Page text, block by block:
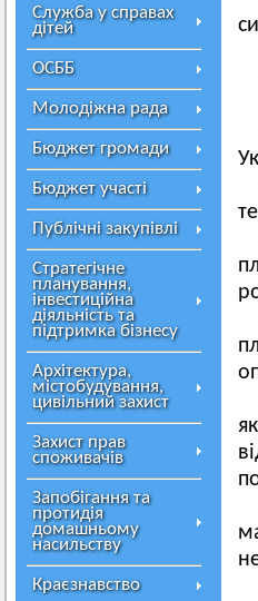
Служба у справах
дітей
ОСББ
Молодіжна рада
Бюджет громади
Бюджет участі
Публічні закупівлі
Стратегічне
планування,
інвестиційна
діяльність та
підтримка бізнесу
Архітектура,
містобудування,
цивільний захист
Захист прав
споживачів
Запобігання та
протидія
домашньому
насильству
Краєзнавство